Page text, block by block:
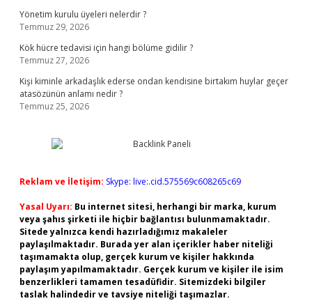
Yönetim kurulu üyeleri nelerdir ?
Temmuz 29, 2026
Kök hücre tedavisi için hangi bölüme gidilir ?
Temmuz 27, 2026
Kişi kiminle arkadaşlık ederse ondan kendisine birtakım huylar geçer
atasözünün anlamı nedir ?
Temmuz 25, 2026
Reklam ve İletişim: Skype: live:.cid.575569c608265c69
Yasal Uyarı: Bu internet sitesi, herhangi bir marka, kurum
veya şahıs şirketi ile hiçbir bağlantısı bulunmamaktadır.
Sitede yalnızca kendi hazırladığımız makaleler
paylaşılmaktadır. Burada yer alan içerikler haber niteliği
taşımamakta olup, gerçek kurum ve kişiler hakkında
paylaşım yapılmamaktadır. Gerçek kurum ve kişiler ile isim
benzerlikleri tamamen tesadüfidir. Sitemizdeki bilgiler
taslak halindedir ve tavsiye niteliği taşımazlar.